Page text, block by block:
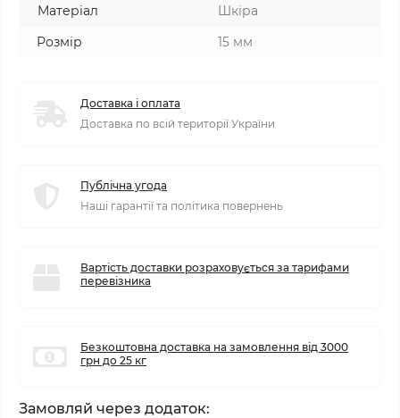
Матеріал
Шкіра
Розмір
15 мм
Доставка і оплата
Доставка по всій території України
Публічна угода
Наші гарантії та політика повернень
Вартість доставки розраховується за тарифами
перевізника
Безкоштовна доставка на замовлення від 3000
грн до 25 кг
Замовляй через додаток: